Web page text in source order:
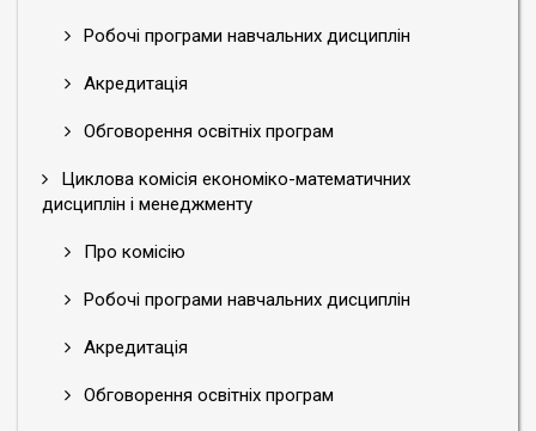
Робочі програми навчальних дисциплін
Акредитація
Обговорення освітніх програм
Циклова комісія економіко-математичних
дисциплін і менеджменту
Про комісію
Робочі програми навчальних дисциплін
Акредитація
Обговорення освітніх програм